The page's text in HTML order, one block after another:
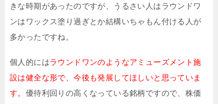
きな時期があったのですが、うるさい人はラウンドワ
ンはワックス塗り過ぎとか結構いちゃもん付ける人が
多かったですね。
個人的にはラウンドワンのようなアミューズメント施
設は健全な形で、今後も発展してほしいと思っていま
す。 優待利回りの高くなっている銘柄ですので、株価